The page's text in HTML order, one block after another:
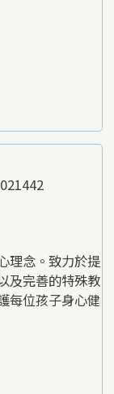
理念。致力於提
及完善的特殊教
每位孩子身心健